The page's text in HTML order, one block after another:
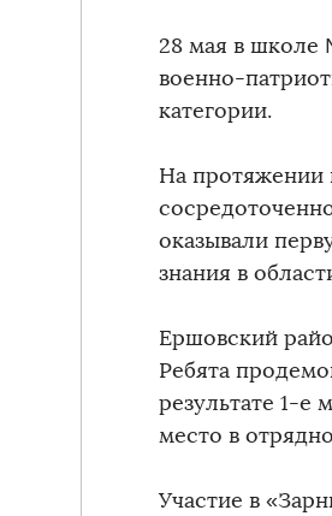
28 мая в школе
военно-
категории.
На протяжении
оказывали
знания в
Ершовский
Ребята
результате 1-е
место в
Участие в